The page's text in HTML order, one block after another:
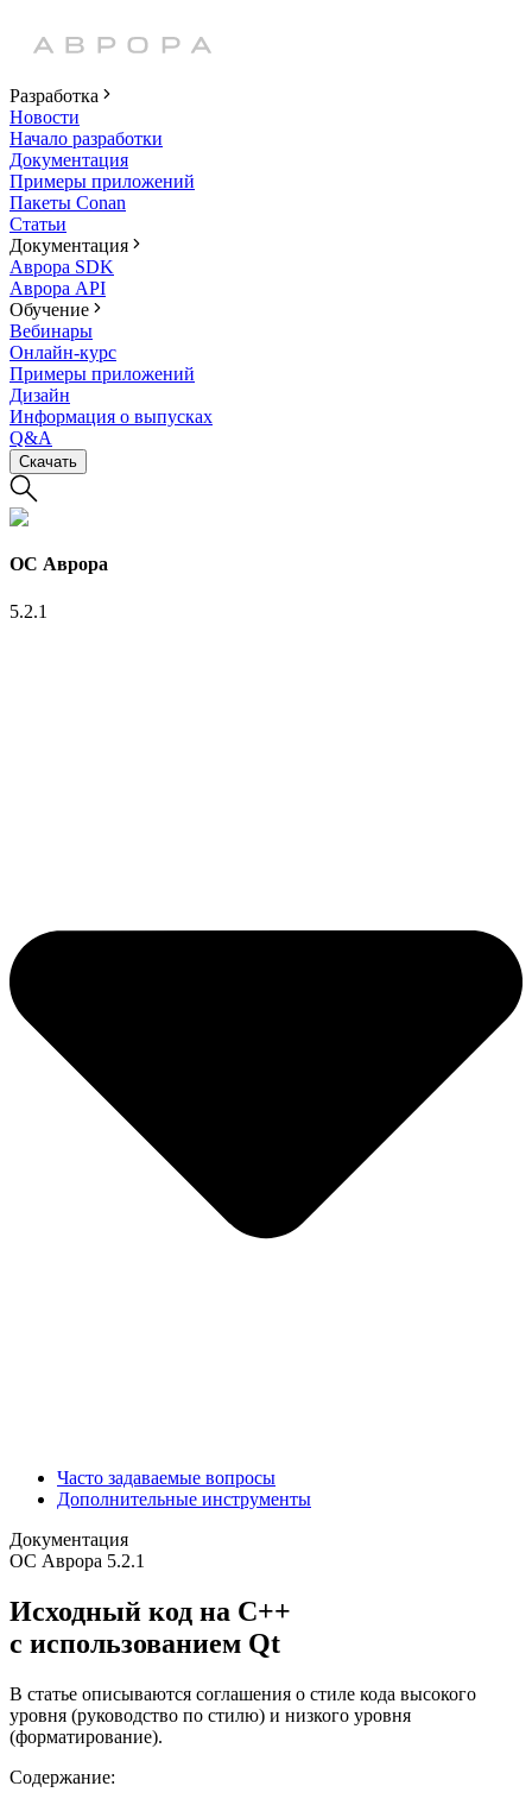
Разработка
Новости
Начало разработки
Документация
Примеры приложений
Пакеты Conan
Статьи
Документация
Аврора SDK
Аврора API
Обучение
Вебинары
Онлайн-курс
Примеры приложений
Дизайн
Информация о выпусках
Q&A
Скачать
ОС Аврора
5.2.1
Часто задаваемые вопросы
Дополнительные инструменты
Документация
ОС Аврора 5.2.1
Исходный код на C++
с использованием Qt
В статье описываются соглашения о стиле кода высокого
уровня (руководство по стилю) и низкого уровня
(форматирование).
Содержание: